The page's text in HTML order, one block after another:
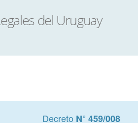
Decreto N° 459/008